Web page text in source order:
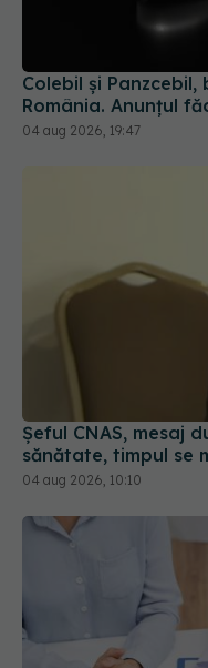
Șeful CNAS, mesaj
sănătate, timpul se